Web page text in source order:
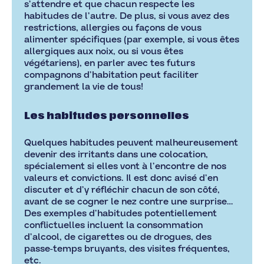
s’attendre et que chacun respecte les
habitudes de l’autre. De plus, si vous avez des
restrictions, allergies ou façons de vous
alimenter spécifiques (par exemple, si vous êtes
allergiques aux noix, ou si vous êtes
végétariens), en parler avec tes futurs
compagnons d’habitation peut faciliter
grandement la vie de tous!
Les habitudes personnelles
Quelques habitudes peuvent malheureusement
devenir des irritants dans une colocation,
spécialement si elles vont à l’encontre de nos
valeurs et convictions. Il est donc avisé d’en
discuter et d’y réfléchir chacun de son côté,
avant de se cogner le nez contre une surprise…
Des exemples d’habitudes potentiellement
conflictuelles incluent la consommation
d’alcool, de cigarettes ou de drogues, des
passe-temps bruyants, des visites fréquentes,
etc.